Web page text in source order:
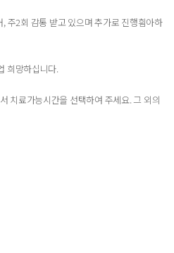
주2회 감통 받고 있으며 추가로 진행흼아하
희망하십니다.
치료가능시간을 선택하여 주세요. 그 외의